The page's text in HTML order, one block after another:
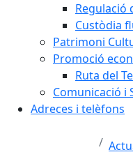
Regulació
Custòdia
Patrimoni
Promoció
Ruta del
Comunicació i
Adreces i telèfons